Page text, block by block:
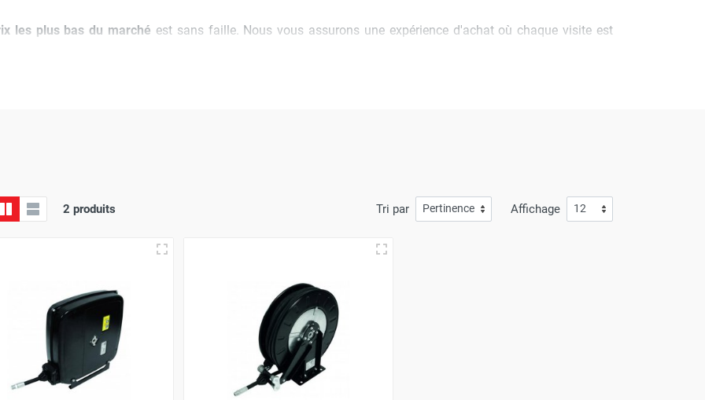
les plus bas du marché est sans faille. Nous vous assurons une expérience d'achat où chaque visite est
2 produits Tri par Affichage